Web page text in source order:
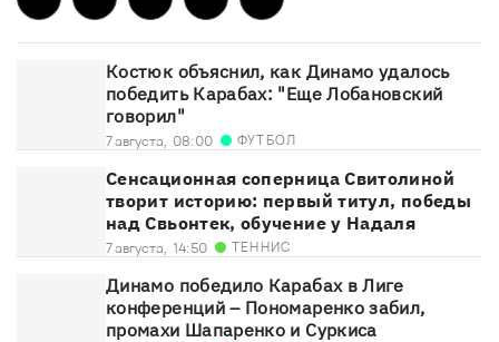
Костюк объяснил, как Динамо удалось
победить Карабах: "Еще Лобановский
говорил"
7 августа, 08:00 ФУТБОЛ
Сенсационная соперница Свитолиной
творит историю: первый титул, победы
над Свьонтек, обучение у Надаля
7 августа, 14:50 ТЕННИС
Динамо победило Карабах в Лиге
конференций – Пономаренко забил,
промахи Шапаренко и Суркиса